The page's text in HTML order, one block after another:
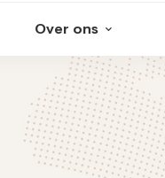
Over ons